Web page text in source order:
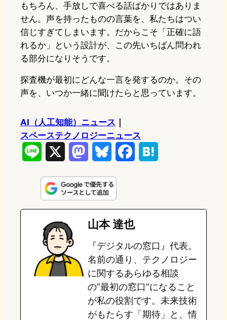
もちろん、手放しで喜べる話ばかりではありま
せん。声を持ったものの言葉を、私たちはつい
信じすぎてしまいます。だからこそ「正確に語
れるか」という設計が、この先いちばん問われ
る部分になりそうです。
探査機が最初にどんな一言を発するのか。その
声を、いつか一緒に聞けたらと思っています。
AI（人工知能）ニュース
スペーステクノロジーニュース
n
e
s
t
o
o
n
u
e
s
k
e
b
o
o
k
e
a
山本 達也
『デジタルの窓口』代表。
名前の通り、テクノロジー
に関するあらゆる相談
の”最初の窓口”になること
が私の役割です。未来技術
がもたらす「期待」と、情